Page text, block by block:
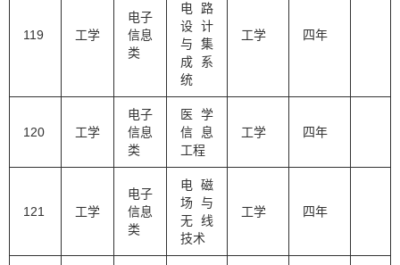
119 工学
电子
信息
类
电路
设计
与集
成系
统
工学 四年
120 工学
电子
信息
类
医学
信息
工程
工学 四年
121 工学
电子
信息
类
电磁
场与
无线
技术
工学 四年